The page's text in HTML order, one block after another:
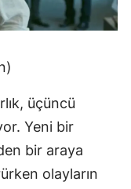
üçüncü
Yeni bir
bir araya
olayların